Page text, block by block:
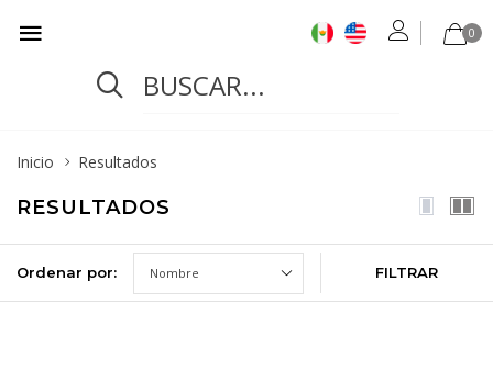
0
Inicio Resultados
RESULTADOS
Ordenar por: FILTRAR